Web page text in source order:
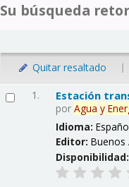
Su búsqueda
Quitar resaltado |
1. Estación
porAgua y
Idioma:
Editor:
Disponibilidad: